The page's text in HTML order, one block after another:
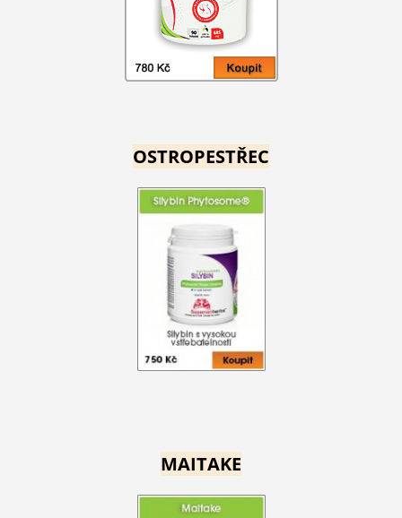
OSTROPESTŘEC
MAITAKE